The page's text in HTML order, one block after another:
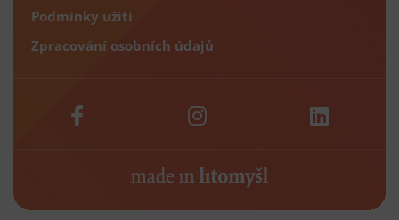
Podmínky užití
Zpracování osobních údajů